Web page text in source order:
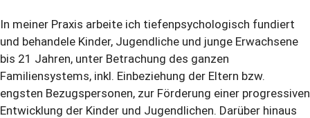
In meiner Praxis arbeite ich tiefenpsychologisch fundiert
und behandele Kinder, Jugendliche und junge Erwachsene
bis 21 Jahren, unter Betrachung des ganzen
Familiensystems, inkl. Einbeziehung der Eltern bzw.
engsten Bezugspersonen, zur Förderung einer progressiven
Entwicklung der Kinder und Jugendlichen. Darüber hinaus